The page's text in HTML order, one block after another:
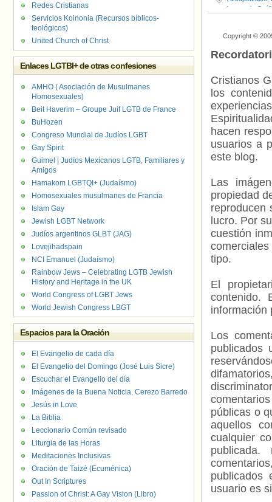
Leonardo
Copyright ©
Cristianos
los
hacen
usuarios a
este blog.
Las
propiedad
reproducen
lucro. Por
cuestión
tipo.
El
contenido.
información
Los
publicados
públicas o
aquellos
cualquier
usuario es
Redes Cristianas
Servicios Koinonia (Recursos bíblicos-
teológicos)
United Church of Christ
Enlaces LGTBI+ de otras confesiones
AMHO ( Asociación de Musulmanes
Homosexuales)
Beit Haverim – Groupe Juif LGTB de France
BuHozen
Congreso Mundial de Judíos LGBT
Gay Spirit
Guimel | Judíos Mexicanos LGTB, Familiares y
Amigos
Hamakom LGBTQI+ (Judaísmo)
Homosexuales musulmanes de Francia
Islam Gay
Jewish LGBT Network
Judíos argentinos GLBT (JAG)
Lovejihadspain
NCI Emanuel (Judaísmo)
Rainbow Jews – Celebrating LGTB Jewish
History and Heritage in the UK
World Congress of LGBT Jews
World Jewish Congress LBGT
Espacios para la Oración
El Evangelio de cada día
El Evangelio del Domingo (José Luis Sicre)
Escuchar el Evangelio del día
Imágenes de la Buena Noticia, Cerezo Barredo
Jesús in Love
La Biblia
Leccionario Común revisado
Liturgia de las Horas
Meditaciones Inclusivas
Oración de Taizé (Ecuménica)
Out In Scriptures
Passion of Christ: A Gay Vision (Libro)